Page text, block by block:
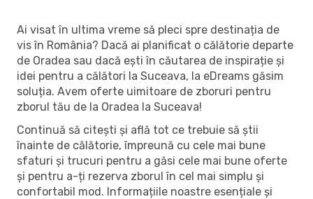
Ai visat în ultima vreme să pleci spre destinația de
vis în România? Dacă ai planificat o călătorie departe
de Oradea sau dacă ești în căutarea de inspirație și
idei pentru a călători la Suceava, la eDreams găsim
soluția. Avem oferte uimitoare de zboruri pentru
zborul tău de la Oradea la Suceava!
Continuă să citești și află tot ce trebuie să știi
înainte de călătorie, împreună cu cele mai bune
sfaturi și trucuri pentru a găsi cele mai bune oferte
și pentru a-ți rezerva zborul în cel mai simplu și
confortabil mod. Informațiile noastre esențiale și